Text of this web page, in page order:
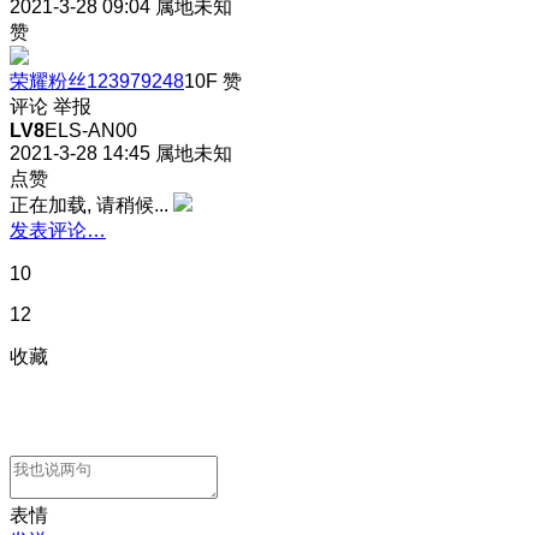
2021-3-28 09:04 属地未知
赞
荣耀粉丝12397924810F 赞
评论 举报
LV8ELS-AN00
2021-3-28 14:45 属地未知
点赞
正在加载, 请稍候...
发表评论…
10
12
收藏
表情